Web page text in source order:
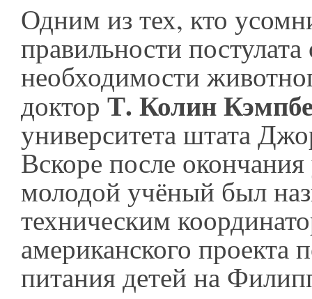
Одним из тех, кто
правильности
необходимости
доктор Т. Колин
университета штата
Вскоре после окончания
молодой учёный был
техническим
американского
питания детей на